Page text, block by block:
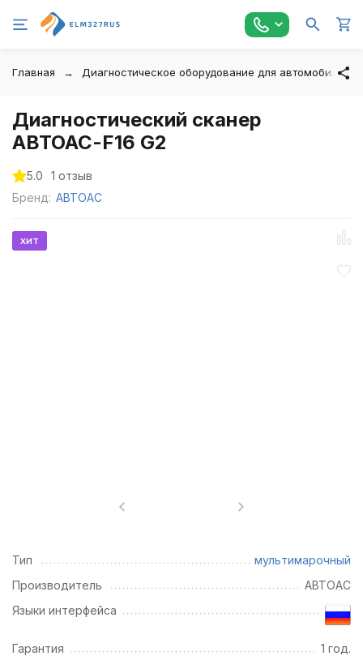
Главная Диагностическое оборудование для автомобилей
Диагностический сканер
АВТОАС-F16 G2
5.0
1 отзыв
Бренд: АВТОАС
хит
Тип
мультимарочный
Производитель
АВТОАС
Языки интерфейса
Гарантия
1 год.